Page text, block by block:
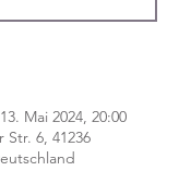
Mai 2024, 20:00
6, 41236